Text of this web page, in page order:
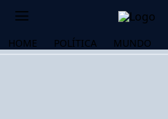
HOME POLÍTICA MUNDO